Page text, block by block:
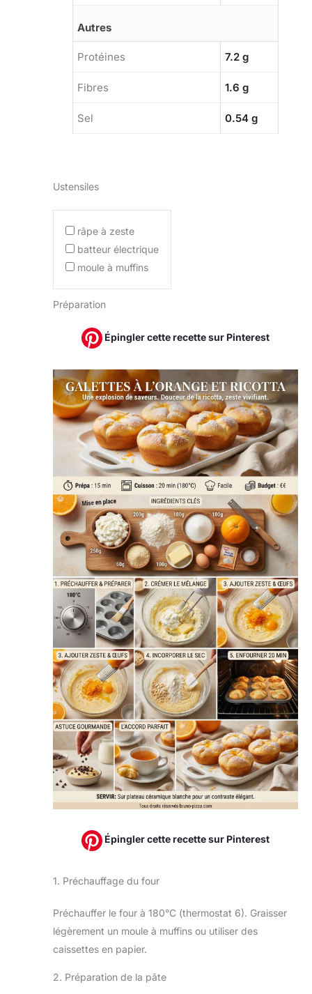
Autres
Protéines 7.2 g
Fibres 1.6 g
Sel 0.54 g
Ustensiles
râpe à zeste
batteur électrique
moule à muffins
Préparation
Épingler cette recette sur Pinterest
Épingler cette recette sur Pinterest
1. Préchauffage du four
Préchauffer le four à 180°C (thermostat 6). Graisser
légèrement un moule à muffins ou utiliser des
caissettes en papier.
2. Préparation de la pâte